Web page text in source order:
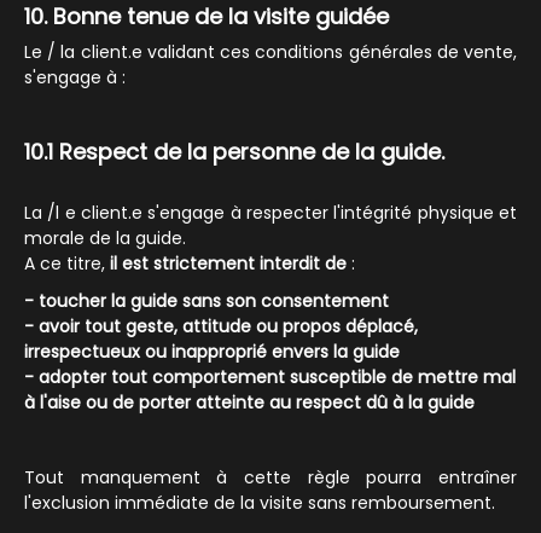
10. Bonne tenue de la visite guidée
Le / la client.e validant ces conditions générales de vente,
s'engage à :
10.1 Respect de la personne de la guide.
La /l e client.e s'engage à respecter l'intégrité physique et
morale de la guide.
A ce titre, il est strictement interdit de :
- toucher la guide sans son consentement
- avoir tout geste, attitude ou propos déplacé,
irrespectueux ou inapproprié envers la guide
- adopter tout comportement susceptible de mettre mal
à l'aise ou de porter atteinte au respect dû à la guide
Tout manquement à cette règle pourra entraîner
l'exclusion immédiate de la visite sans remboursement.